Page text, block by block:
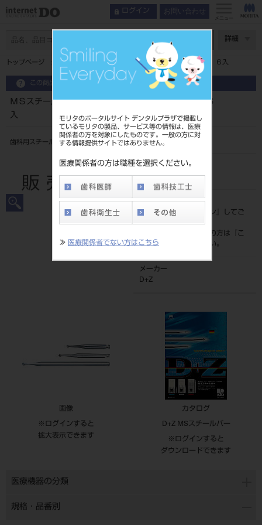
モリタのポータルサイト デンタルプラザで掲載し
ているモリタの製品、サービス等の情報は、医療
関係者の方を対象にしたものです。一般の方に対
する情報提供サイトではありません。
医療関係者の方は職種を選択ください。
≫ 医療関係者でない方はこちら
ログイン お問い合わせ
メニュー
詳細
トップページ ＭＳスチールバーＣＡ ラウンド ０２５・０２７ ６入
この商品に関するお問い合わせ
ＭＳスチールバーＣＡ ラウンド ０２５・０２７ ６
入
歯科用スチールバー
品目コード
206220002
標準価格
価格の確認は『
ログイン
』してご
覧ください。
ネット会員登録がまだの方は『
こ
ちら』より登録ください。
メーカー
D+Z
画像
※ログインすると
拡大表示できます
カタログ
D+Z MSスチールバー
※ログインすると
ダウンロードできます
医療機器の分類
規格・品番別